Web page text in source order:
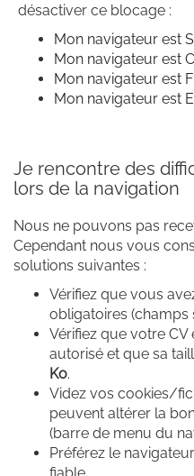
désactiver ce blocage :
Mon navigateur est
Mon navigateur est
Mon navigateur est
Mon navigateur est
Je rencontre des
lors de la navigation
Nous ne pouvons pas
Cependant nous vous
solutions suivantes :
Vérifiez que vous
obligatoires (champs
Vérifiez que votre
autorisé et que sa
Ko.
Videz vos cookies/
peuvent altérer la
(barre de menu du
Préférez le